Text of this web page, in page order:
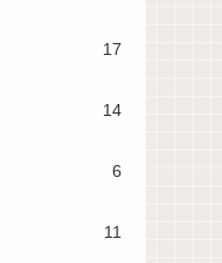
17
14
6
11